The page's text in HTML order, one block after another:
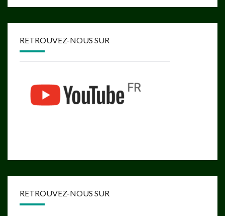
RETROUVEZ-NOUS SUR
RETROUVEZ-NOUS SUR